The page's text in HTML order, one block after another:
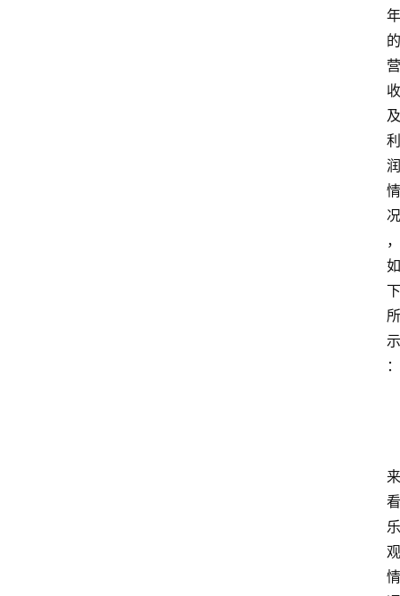
年
的
营
收
及
利
润
情
况
，
如
下
所
示
：
来
看
乐
观
情